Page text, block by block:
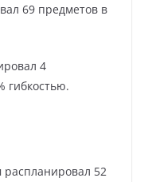
69 предметов в
4
гибкостью.
52